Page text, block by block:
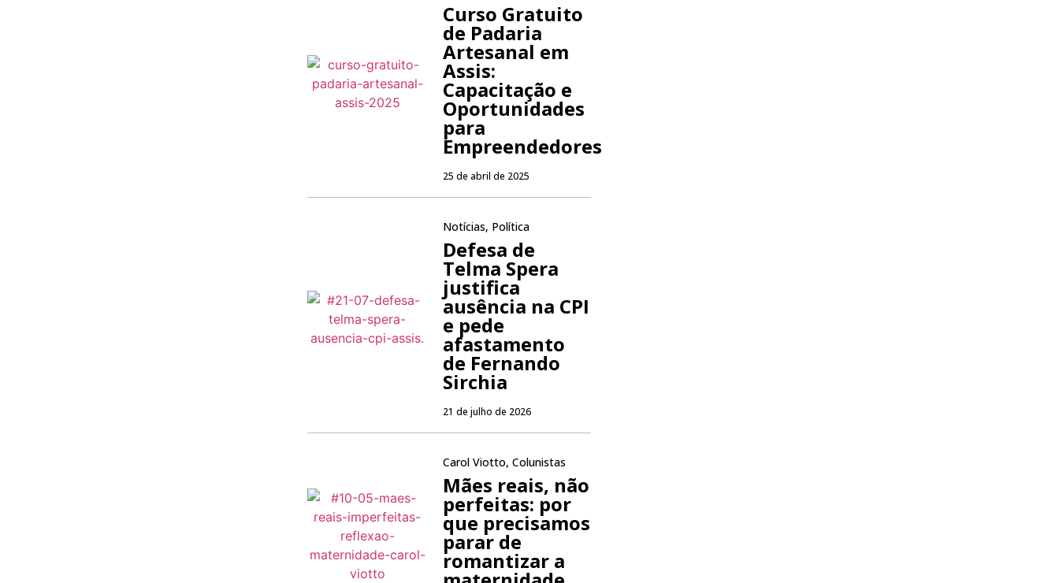
Curso Gratuito
de Padaria
Artesanal em
Assis:
Capacitação e
Oportunidades
para
Empreendedores
25 de abril de 2025
Notícias, Política
Defesa de
Telma Spera
justifica
ausência na CPI
e pede
afastamento
de Fernando
Sirchia
21 de julho de 2026
Carol Viotto,Colunistas
Mães reais, não
perfeitas: por
que precisamos
parar de
romantizar a